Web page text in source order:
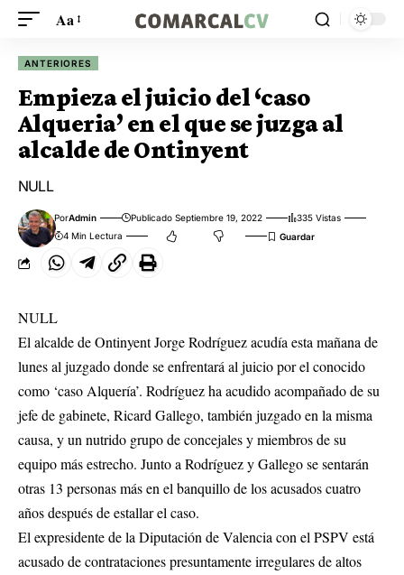
Aa
ANTERIORES
Empieza el juicio del ‘caso
Alqueria’ en el que se juzga al
alcalde de Ontinyent
NULL
PorAdmin Publicado Septiembre 19, 2022
335 Vistas
4 Min Lectura
NULL
El alcalde de Ontinyent Jorge Rodríguez acudía esta mañana de
lunes al juzgado donde se enfrentará al juicio por el conocido
como ‘caso Alquería’. Rodríguez ha acudido acompañado de su
jefe de gabinete, Ricard Gallego, también juzgado en la misma
causa, y un nutrido grupo de concejales y miembros de su
equipo más estrecho. Junto a Rodríguez y Gallego se sentarán
otras 13 personas más en el banquillo de los acusados cuatro
años después de estallar el caso.
El expresidente de la Diputación de Valencia con el PSPV está
acusado de contrataciones presuntamente irregulares de altos